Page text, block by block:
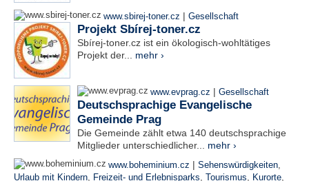
www.sbirej-toner.cz | Gesellschaft
Projekt Sbírej-toner.cz
Sbírej-toner.cz ist ein ökologisch-wohltätiges
Projekt der... mehr ›
www.evprag.cz | Gesellschaft
Deutschsprachige Evangelische
Gemeinde Prag
Die Gemeinde zählt etwa 140 deutschsprachige
Mitglieder unterschiedlicher... mehr ›
www.boheminium.cz | Sehenswürdigkeiten,
Urlaub mit Kindern, Freizeit- und Erlebnisparks, Tourismus, Kurorte,